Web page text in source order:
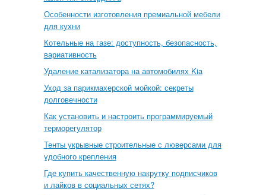
Особенности изготовления премиальной мебели
для кухни
Котельные на газе: доступность, безопасность,
вариативность
Удаление катализатора на автомобилях Kia
Уход за парикмахерской мойкой: секреты
долговечности
Как установить и настроить программируемый
терморегулятор
Тенты укрывные строительные с люверсами для
удобного крепления
Где купить качественную накрутку подписчиков
и лайков в социальных сетях?